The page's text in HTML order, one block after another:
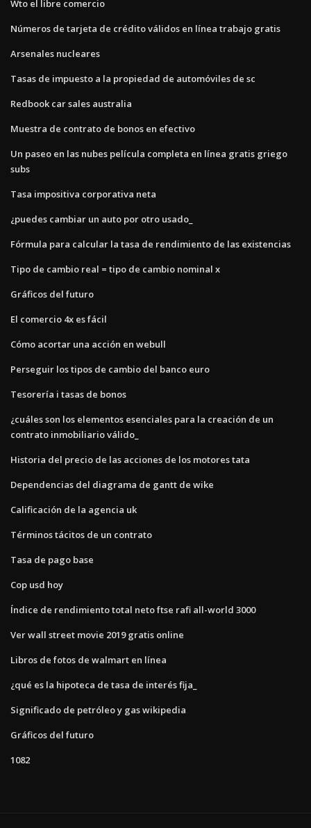
Wto el libre comercio
Números de tarjeta de crédito válidos en línea trabajo gratis
Arsenales nucleares
Tasas de impuesto a la propiedad de automóviles de sc
Redbook car sales australia
Muestra de contrato de bonos en efectivo
Un paseo en las nubes película completa en línea gratis griego
subs
Tasa impositiva corporativa neta
¿puedes cambiar un auto por otro usado_
Fórmula para calcular la tasa de rendimiento de las existencias
Tipo de cambio real = tipo de cambio nominal x
Gráficos del futuro
El comercio 4x es fácil
Cómo acortar una acción en webull
Perseguir los tipos de cambio del banco euro
Tesorería i tasas de bonos
¿cuáles son los elementos esenciales para la creación de un
contrato inmobiliario válido_
Historia del precio de las acciones de los motores tata
Dependencias del diagrama de gantt de wike
Calificación de la agencia uk
Términos tácitos de un contrato
Tasa de pago base
Cop usd hoy
Índice de rendimiento total neto ftse rafi all-world 3000
Ver wall street movie 2019 gratis online
Libros de fotos de walmart en línea
¿qué es la hipoteca de tasa de interés fija_
Significado de petróleo y gas wikipedia
Gráficos del futuro
1082